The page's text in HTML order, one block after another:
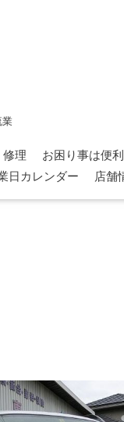
修理 お困り事は便
日カレンダー 店舗